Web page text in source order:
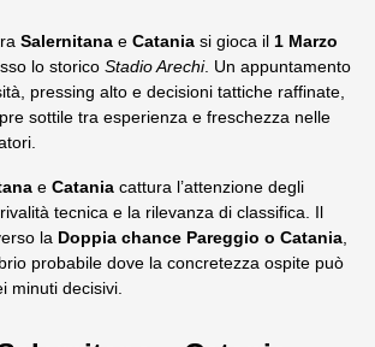
Salernitana e Catania si gioca il 1 Marzo
lo storico Stadio Arechi. Un appuntamento
pressing alto e decisioni tattiche raffinate,
sottile tra esperienza e freschezza nelle
e Catania cattura l’attenzione degli
tecnica e la rilevanza di classifica. Il
la Doppia chance Pareggio o Catania
probabile dove la concretezza ospite può
minuti decisivi.